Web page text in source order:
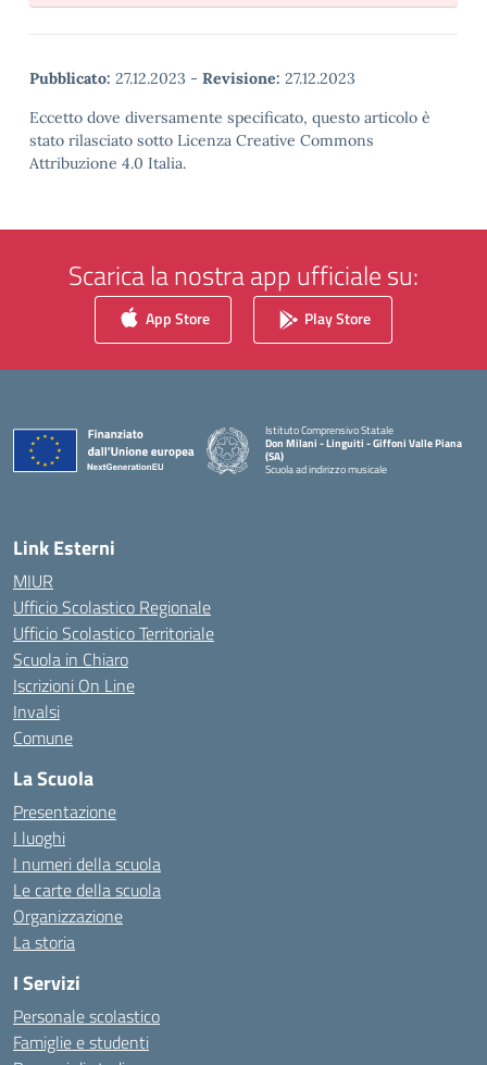
Pubblicato: 27.12.2023 - Revisione: 27.12.2023
Eccetto dove diversamente specificato, questo articolo è
stato rilasciato sotto Licenza Creative Commons
Attribuzione 4.0 Italia.
Scarica la nostra app ufficiale su:
App Store Play Store
Istituto Comprensivo Statale
Don Milani - Linguiti - Giffoni Valle Piana
(SA)
Scuola ad indirizzo musicale
Link Esterni
MIUR
Ufficio Scolastico Regionale
Ufficio Scolastico Territoriale
Scuola in Chiaro
Iscrizioni On Line
Invalsi
Comune
La Scuola
Presentazione
I luoghi
I numeri della scuola
Le carte della scuola
Organizzazione
La storia
I Servizi
Personale scolastico
Famiglie e studenti